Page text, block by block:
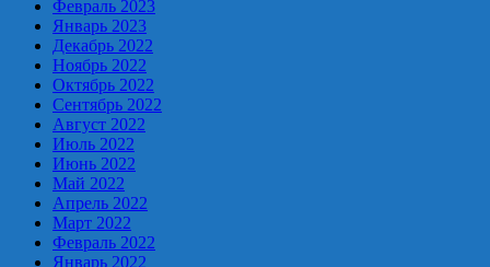
Февраль 2023
Январь 2023
Декабрь 2022
Ноябрь 2022
Октябрь 2022
Сентябрь 2022
Август 2022
Июль 2022
Июнь 2022
Май 2022
Апрель 2022
Март 2022
Февраль 2022
Январь 2022